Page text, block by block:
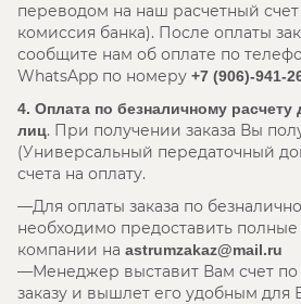
переводом на наш расчетный
комиссия банка). После оплаты
сообщите нам об оплате по
WhatsApp по номеру +7 (906)-941-
4. Оплата по безналичному
лиц. При получении заказа Вы
(Универсальный передаточный
счета на оплату.
Для оплаты заказа по
необходимо предоставить
компании на astrumzakaz@mail.ru
Менеджер выставит Вам счет по
заказу и вышлет его удобным для